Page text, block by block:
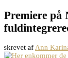
Premiere på
skrevet afAnn